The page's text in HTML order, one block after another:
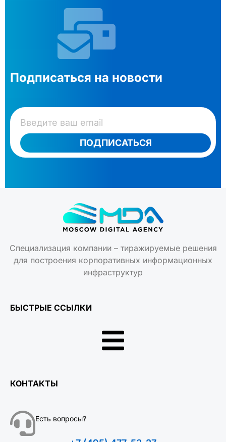
Подписаться на новости
ПОДПИСАТЬСЯ
Специализация компании – тиражируемые решения
для построения корпоративных информационных
инфраструктур
БЫСТРЫЕ ССЫЛКИ
КОНТАКТЫ
Есть вопросы?